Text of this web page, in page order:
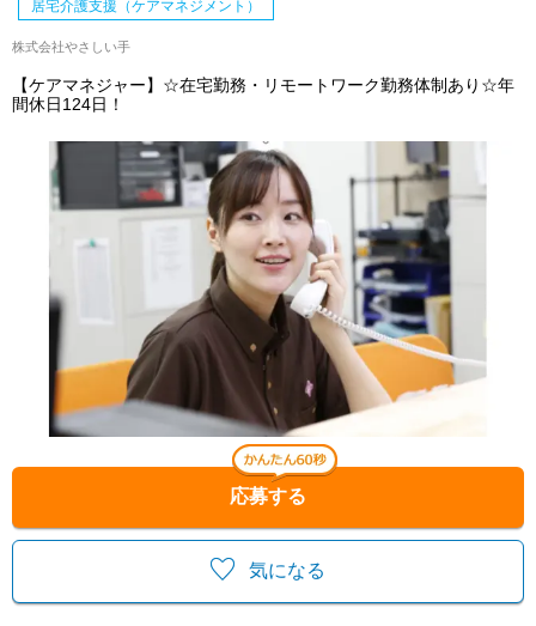
気になる
応募する
居宅介護支援（ケアマネジメント）
株式会社やさしい手
【ケアマネジャー】☆在宅勤務・リモートワーク勤務体制あり☆年
間休日124日！